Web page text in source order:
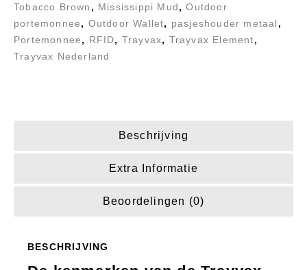
Tobacco Brown , Mississippi Mud,Outdoor
portemonnee, Outdoor Wallet, pasjeshouder metaal ,
Portemonnee, RFID, Trayvax, Trayvax Element,
Trayvax Nederland
Beschrijving
Extra Informatie
Beoordelingen (0)
BESCHRIJVING